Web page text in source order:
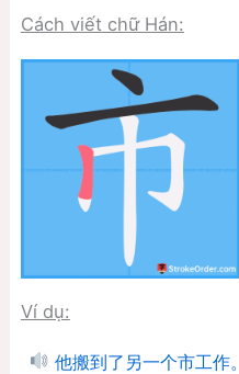
Cách viết chữ Hán:
Ví dụ:
他搬到了另一个市工作。